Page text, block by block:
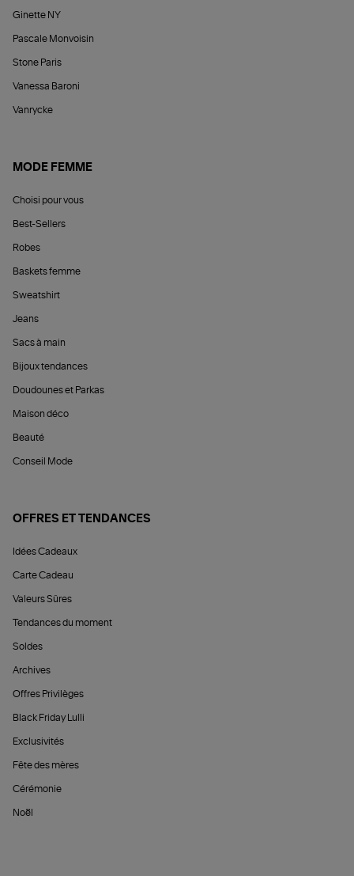
Ginette NY
Pascale Monvoisin
Stone Paris
Vanessa Baroni
Vanrycke
MODE FEMME
Choisi pour vous
Best-Sellers
Robes
Baskets femme
Sweatshirt
Jeans
Sacs à main
Bijoux tendances
Doudounes et Parkas
Maison déco
Beauté
Conseil Mode
OFFRES ET TENDANCES
Idées Cadeaux
Carte Cadeau
Valeurs Sûres
Tendances du moment
Soldes
Archives
Offres Privilèges
Black Friday Lulli
Exclusivités
Fête des mères
Cérémonie
Noël